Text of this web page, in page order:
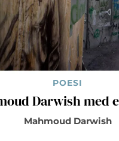
POESI
Darwish med
Mahmoud Darwish